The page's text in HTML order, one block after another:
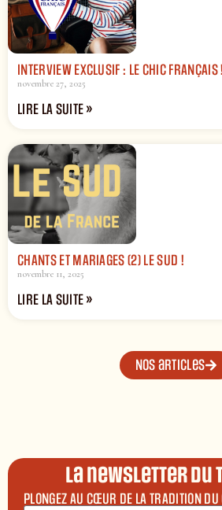
INTERVIEW EXCLUSIF : LE CHIC FRANÇAIS !
novembre 27, 2025
LIRE LA SUITE »
CHANTS ET MARIAGES (2) LE SUD !
novembre 11, 2025
LIRE LA SUITE »
Nos articles
La newsletter
PLONGEZ AU CŒUR DE LA TRADITION